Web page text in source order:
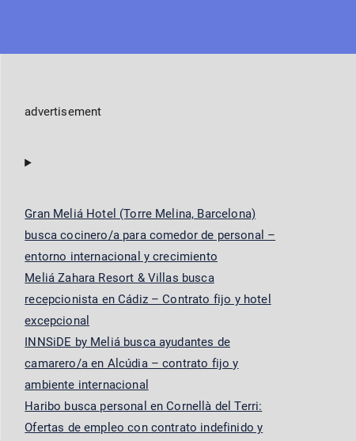
advertisement
Gran Meliá Hotel (Torre Melina, Barcelona)
busca cocinero/a para comedor de personal –
entorno internacional y crecimiento
Meliá Zahara Resort & Villas busca
recepcionista en Cádiz – Contrato fijo y hotel
excepcional
INNSiDE by Meliá busca ayudantes de
camarero/a en Alcúdia – contrato fijo y
ambiente internacional
Haribo busca personal en Cornellà del Terri:
Ofertas de empleo con contrato indefinido y